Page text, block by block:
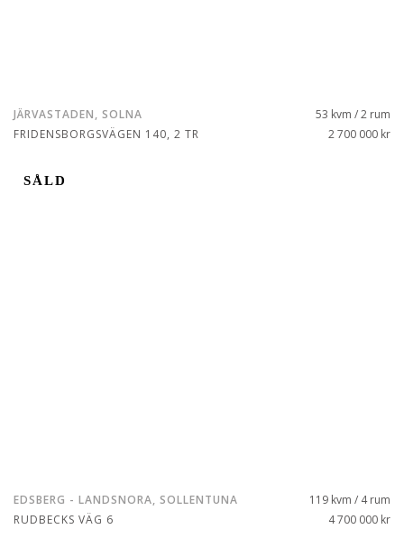
JÄRVASTADEN, SOLNA
FRIDENSBORGSVÄGEN 140, 2 TR
53 kvm / 2 rum
2 700 000 kr
SÅLD
EDSBERG - LANDSNORA, SOLLENTUNA
RUDBECKS VÄG 6
119 kvm / 4 rum
4 700 000 kr